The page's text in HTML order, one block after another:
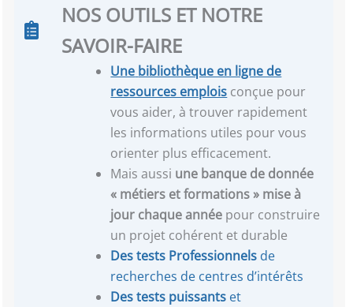
NOS OUTILS ET NOTRE
SAVOIR-FAIRE
Une bibliothèque en ligne de
ressources emplois conçue pour
vous aider, à trouver rapidement
les informations utiles pour vous
orienter plus efficacement.
Mais aussi une banque de donnée
« métiers et formations » mise à
jour chaque année pour construire
un projet cohérent et durable
Des tests Professionnels de
recherches de centres d’intérêts
Des tests puissants et